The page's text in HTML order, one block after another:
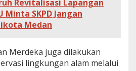
Revitalisasi Lapangan
Minta SKPD Jangan
Medan
Merdeka juga dilakukan
lingkungan alam melalui